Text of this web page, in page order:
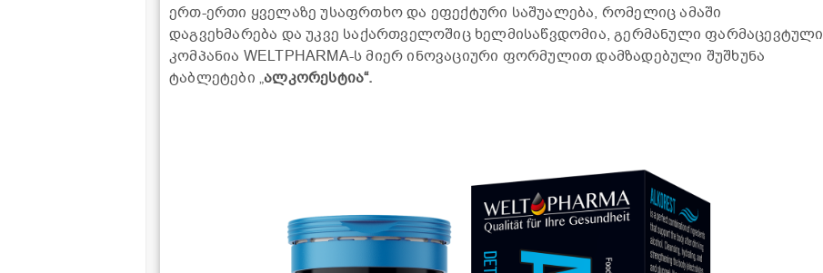
ერთ-ერთი ყველაზე უსაფრთხო და ეფექტური საშუალება, რომელიც ამაში
დაგვეხმარება და უკვე საქართველოშიც ხელმისაწვდომია, გერმანული ფარმაცევტული
კომპანია WELTPHARMA-ს მიერ ინოვაციური ფორმულით დამზადებული შუშხუნა
ტაბლეტები „ალკორესტია“.